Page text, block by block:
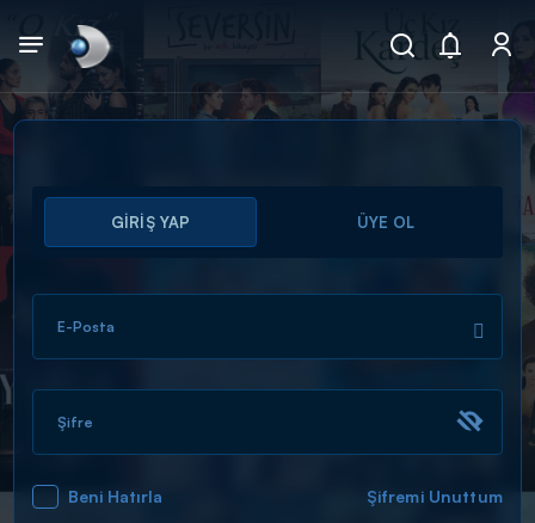
Arama
ARAMA SONUÇLARI
GİRİŞ YAP ÜYE OL
E-Posta
Şifre
Beni Hatırla Şifremi Unuttum